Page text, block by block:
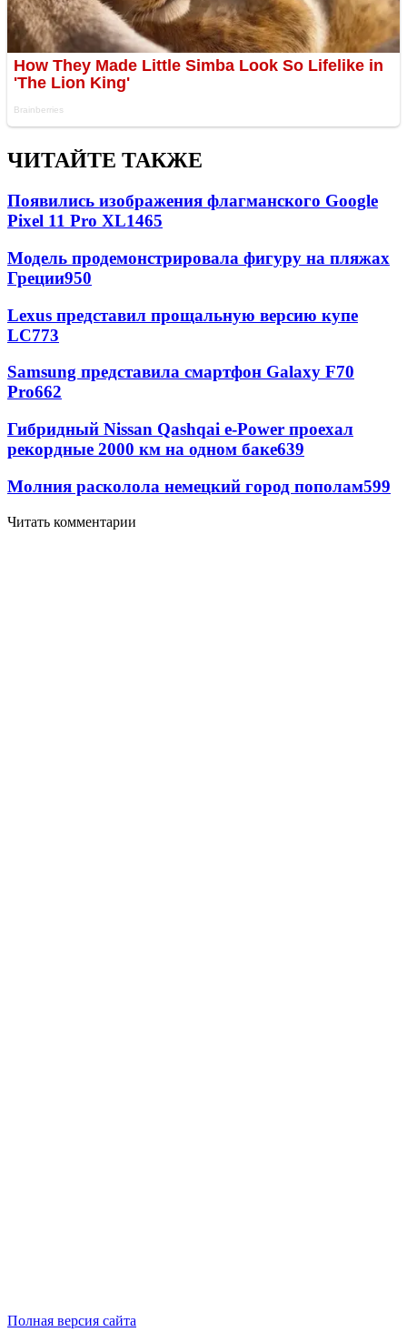
ЧИТАЙТЕ ТАКЖЕ
Появились изображения флагманского Google
Pixel 11 Pro XL1465
Модель продемонстрировала фигуру на пляжах
Греции950
Lexus представил прощальную версию купе
LC773
Samsung представила смартфон Galaxy F70
Pro662
Гибридный Nissan Qashqai e-Power проехал
рекордные 2000 км на одном баке639
Молния расколола немецкий город пополам599
Читать комментарии
Полная версия сайта